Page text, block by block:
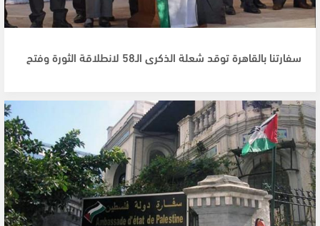
سفارتنا بالقاهرة توقد شعلة الذكرى الـ58 لانطلاقة الثورة وفتح